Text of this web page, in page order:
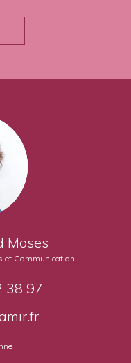
Moses
et Communication
38 97